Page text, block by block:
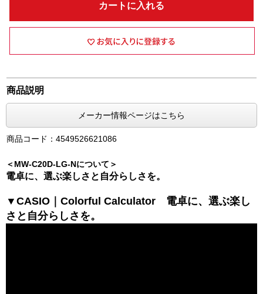
カートに入れる
商品説明
メーカー情報ページはこちら
商品コード：4549526621086
＜MW-C20D-LG-Nについて＞
電卓に、選ぶ楽しさと自分らしさを。
▼CASIO｜Colorful Calculator 電卓に、選ぶ楽し
さと自分らしさを。